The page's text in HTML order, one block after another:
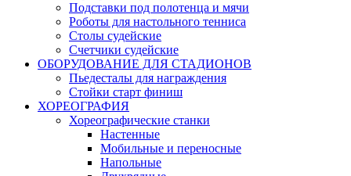
Подставки под полотенца и мячи
Роботы для настольного тенниса
Столы судейские
Счетчики судейские
ОБОРУДОВАНИЕ ДЛЯ СТАДИОНОВ
Пьедесталы для награждения
Стойки старт финиш
ХОРЕОГРАФИЯ
Хореографические станки
Настенные
Мобильные и переносные
Напольные